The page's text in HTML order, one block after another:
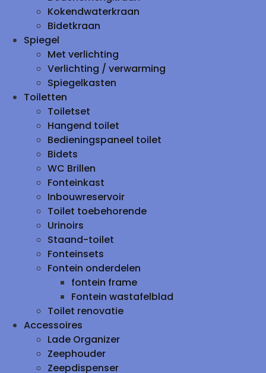
Kokendwaterkraan
Bidetkraan
Spiegel
Met verlichting
Verlichting / verwarming
Spiegelkasten
Toiletten
Toiletset
Hangend toilet
Bedieningspaneel toilet
Bidets
WC Brillen
Fonteinkast
Inbouwreservoir
Toilet toebehorende
Urinoirs
Staand-toilet
Fonteinsets
Fontein onderdelen
fontein frame
Fontein wastafelblad
Toilet renovatie
Accessoires
Lade Organizer
Zeephouder
Zeepdispenser